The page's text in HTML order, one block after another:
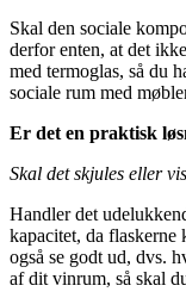
Skal den sociale
derfor enten, at det
med termoglas, så du
sociale rum med
Er det en praktisk
Skal det skjules eller
Handler det
kapacitet, da
også se godt ud, dvs.
af dit vinrum, så skal